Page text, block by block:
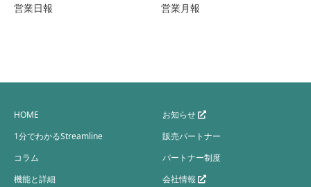
営業日報 営業月報
HOME
1分でわかるStreamline
コラム
機能と詳細
お知らせ
販売パートナー
パートナー制度
会社情報